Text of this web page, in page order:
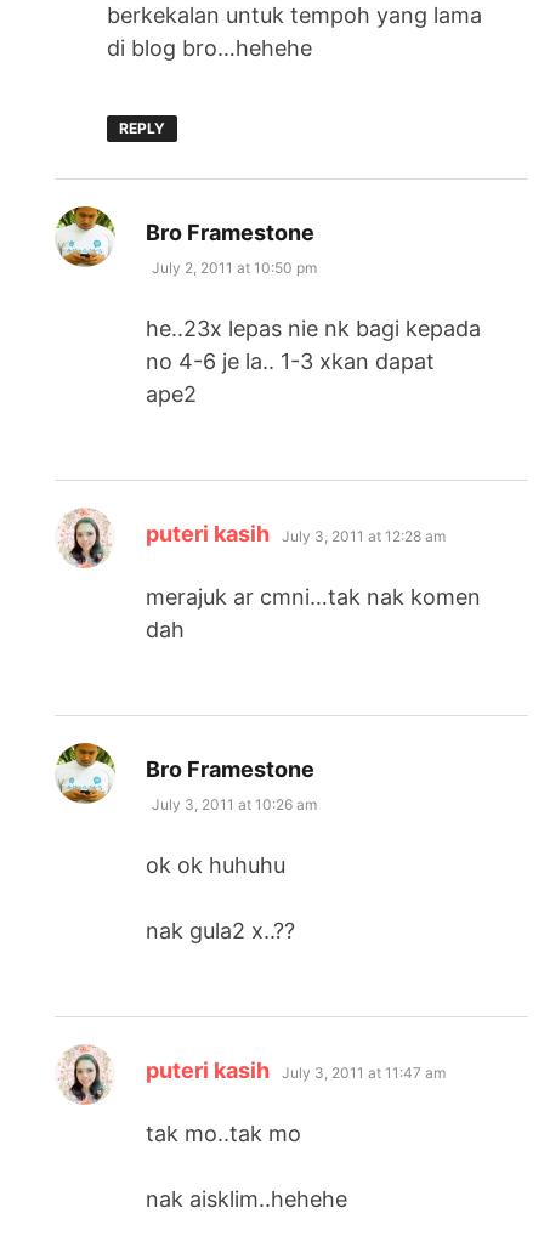
berkekalan untuk tempoh yang lama
di blog bro…hehehe
REPLY
Bro Framestone
July 2, 2011 at 10:50 pm
he..23x lepas nie nk bagi kepada
no 4-6 je la.. 1-3 xkan dapat
ape2
puteri kasih says:
July 3, 2011 at 12:28 am
merajuk ar cmni…tak nak komen
dah
Bro Framestone
July 3, 2011 at 10:26 am
ok ok huhuhu
nak gula2 x..??
puteri kasih says:
July 3, 2011 at 11:47 am
tak mo..tak mo
nak aisklim..hehehe